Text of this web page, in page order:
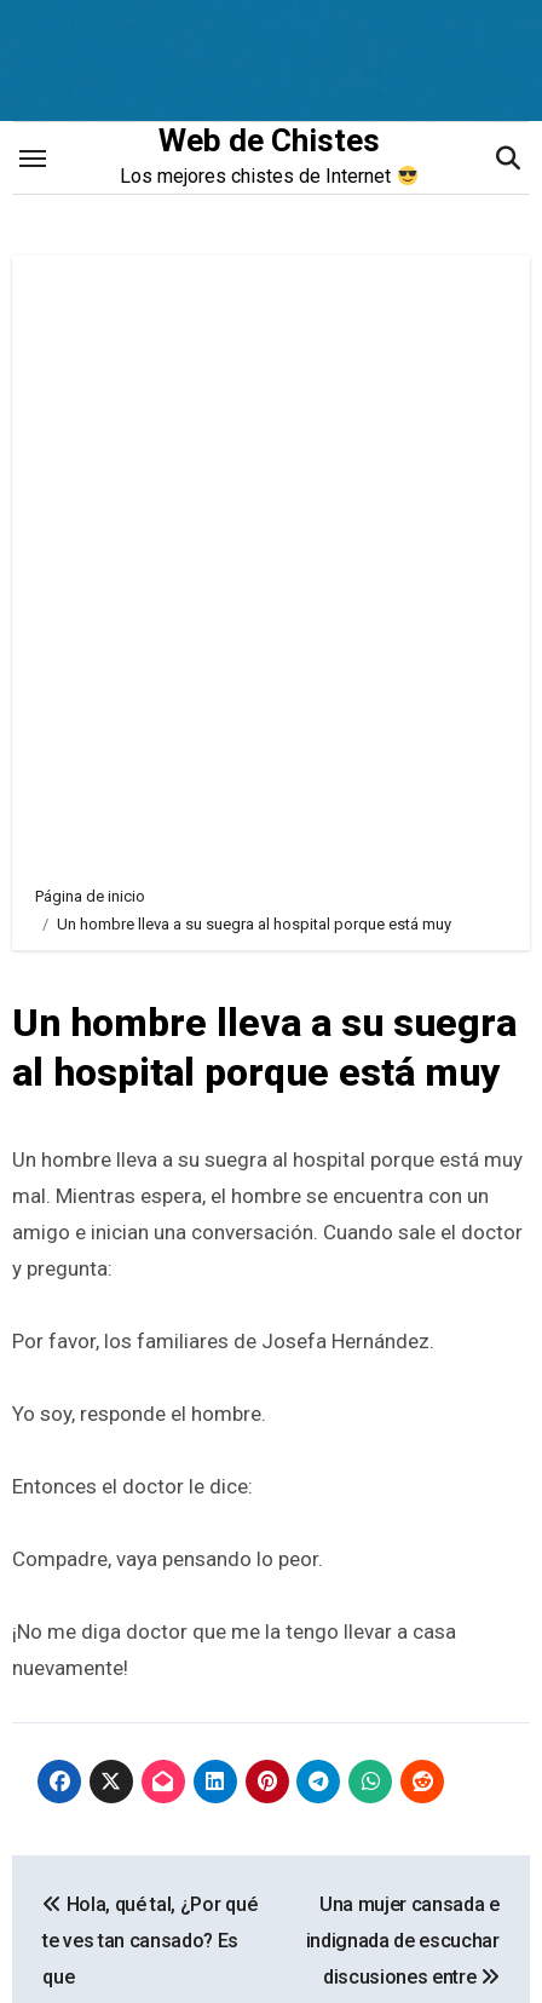
Web de Chistes
Los mejores chistes de Internet
Página de inicio
Un hombre lleva a su suegra al hospital porque está muy
Un hombre lleva a su suegra
al hospital porque está muy
Un hombre lleva a su suegra al hospital porque está muy
mal. Mientras espera, el hombre se encuentra con un
amigo e inician una conversación. Cuando sale el doctor
y pregunta:
Por favor, los familiares de Josefa Hernández.
Yo soy, responde el hombre.
Entonces el doctor le dice:
Compadre, vaya pensando lo peor.
¡No me diga doctor que me la tengo llevar a casa
nuevamente!
de
entradas
Hola, qué tal, ¿Por qué
te ves tan cansado? Es
que
Una mujer cansada e
indignada de escuchar
discusiones entre